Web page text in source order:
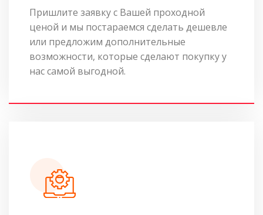
Пришлите заявку с Вашей проходной
ценой и мы постараемся сделать дешевле
или предложим дополнительные
возможности, которые сделают покупку у
нас самой выгодной.